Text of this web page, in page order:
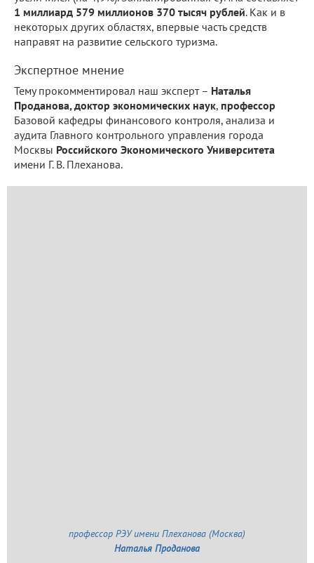
1 миллиард 579 миллионов 370 тысяч рублей. Как и в
некоторых других областях, впервые часть средств
направят на развитие сельского туризма.
Экспертное мнение
Тему прокомментировал наш эксперт – Наталья
Проданова, доктор экономических наук, профессор
Базовой кафедры финансового контроля, анализа и
аудита Главного контрольного управления города
Москвы Российского Экономического Университета
имени Г. В. Плеханова.
профессор РЭУ имени Плеханова (Москва)
Наталья Проданова